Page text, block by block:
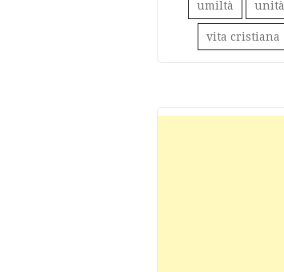
umiltà unità
vita cristiana